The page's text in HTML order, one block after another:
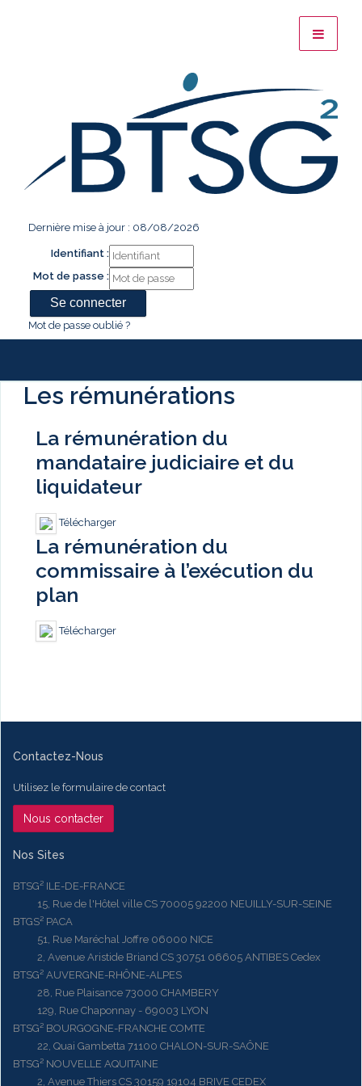
Dernière mise à jour : 08/08/2026
Identifiant :
Mot de passe :
Mot de passe oublié ?
Les rémunérations
La rémunération du
mandataire judiciaire et du
liquidateur
Télécharger
La rémunération du
commissaire à l’exécution du
plan
Télécharger
Contactez-Nous
Utilisez le formulaire de contact
Nous contacter
Nos Sites
BTSG² ILE-DE-FRANCE
15, Rue de l'Hôtel ville CS 70005 92200 NEUILLY-SUR-SEINE
BTGS² PACA
51, Rue Maréchal Joffre 06000 NICE
2, Avenue Aristide Briand CS 30751 06605 ANTIBES Cedex
BTSG² AUVERGNE-RHÔNE-ALPES
28, Rue Plaisance 73000 CHAMBERY
129, Rue Chaponnay - 69003 LYON
BTSG² BOURGOGNE-FRANCHE COMTE
22, Quai Gambetta 71100 CHALON-SUR-SAÔNE
BTSG² NOUVELLE AQUITAINE
2, Avenue Thiers CS 30159 19104 BRIVE CEDEX